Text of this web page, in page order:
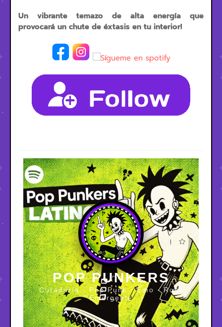
Un vibrante temazo de alta energía que
provocará un chute de éxtasis en tu interior!
POP PUNKERS
Curaduría · Pop Punk · Emo · Rock
Emergente